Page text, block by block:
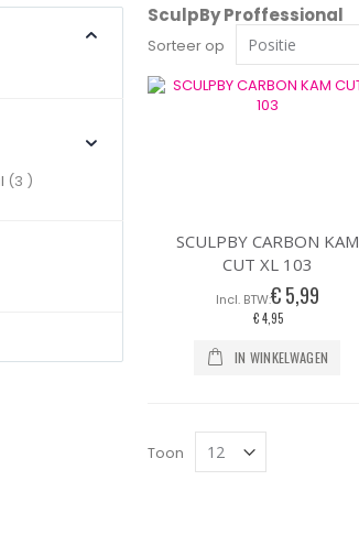
SculpBy Proffessional
Sorteer op
SCULPBY CARBON KAM
CUT XL 103
€ 5,99
€ 4,95
IN WINKELWAGEN
Toon
3 items